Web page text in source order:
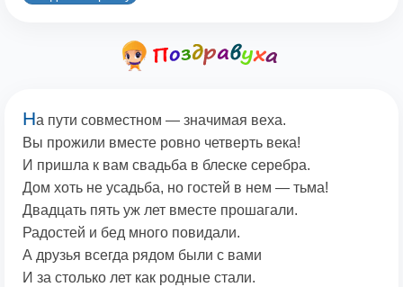
На пути совместном — значимая веха.
Вы прожили вместе ровно четверть века!
И пришла к вам свадьба в блеске серебра.
Дом хоть не усадьба, но гостей в нем — тьма!
Двадцать пять уж лет вместе прошагали.
Радостей и бед много повидали.
А друзья всегда рядом были с вами
И за столько лет как родные стали.